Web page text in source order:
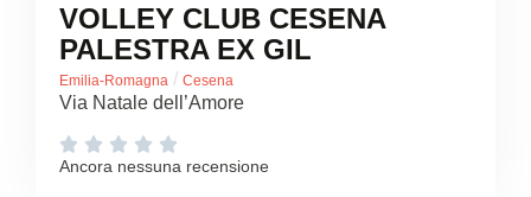
VOLLEY CLUB CESENA
PALESTRA EX GIL
Emilia-Romagna / Cesena
Via Natale dell’Amore
    
Ancora nessuna recensione